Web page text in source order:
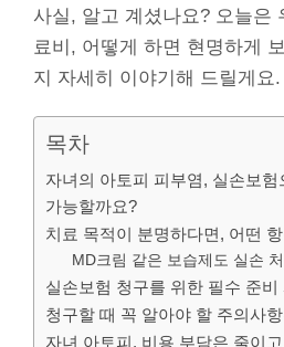
사실, 알고 계셨나요? 오늘은
료비, 어떻게 하면 현명하게
지 자세히 이야기해 드릴게요.
목차
자녀의 아토피 피부염, 실손보
가능할까요?
치료 목적이 분명하다면, 어떤
MD크림 같은 보습제도 실손
실손보험 청구를 위한 필수 준
청구할 때 꼭 알아야 할 주의사
자녀 아토피, 비용 부담은 줄이